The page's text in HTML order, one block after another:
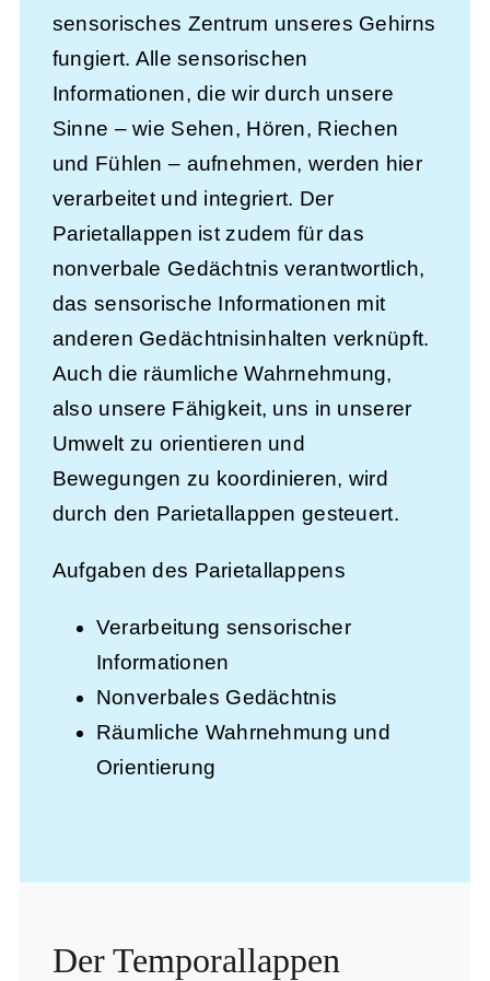
sensorisches Zentrum unseres Gehirns
fungiert. Alle sensorischen
Informationen, die wir durch unsere
Sinne – wie Sehen, Hören, Riechen
und Fühlen – aufnehmen, werden hier
verarbeitet und integriert. Der
Parietallappen ist zudem für das
nonverbale Gedächtnis verantwortlich,
das sensorische Informationen mit
anderen Gedächtnisinhalten verknüpft.
Auch die räumliche Wahrnehmung,
also unsere Fähigkeit, uns in unserer
Umwelt zu orientieren und
Bewegungen zu koordinieren, wird
durch den Parietallappen gesteuert.
Aufgaben des Parietallappens
Verarbeitung sensorischer
Informationen
Nonverbales Gedächtnis
Räumliche Wahrnehmung und
Orientierung
Der Temporallappen